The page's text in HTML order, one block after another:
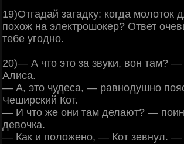
19)Отгадай загадку: когда молоток
похож на электрошокер? Ответ
тебе угодно.
20)— А что это за звуки, вон там? —
Алиса.
— А, это чудеса, — равнодушно
Чеширский Кот.
— И что же они там делают? —
девочка.
— Как и положено, — Кот зевнул. —